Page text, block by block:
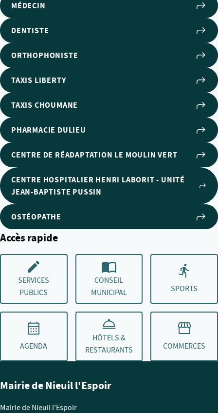
MÉDECIN
DENTISTE
ORTHOPHONISTE
TAXIS LIBERTY
TAXIS CHOUMANE
PHARMACIE DULIEU
CENTRE DE RÉADAPTATION LE MOULIN VERT
CENTRE HOSPITALIER HENRI LABORIT - UNITÉ
JEAN-BAPTISTE PUSSIN
OSTÉOPATHE
Accès rapide
SERVICES
PUBLICS
CONSEIL
MUNICIPAL
SPORTS
AGENDA
HÔTELS &
RESTAURANTS
COMMERCES
Mairie de Nieuil l'Espoir
Mairie de Nieuil l'Espoir